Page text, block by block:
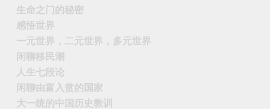
生命之门的秘密
感悟世界
一元世界，二元世界，多元世界
闲聊移民潮
人生七段论
闲聊由富入贫的国家
大一统的中国历史教训